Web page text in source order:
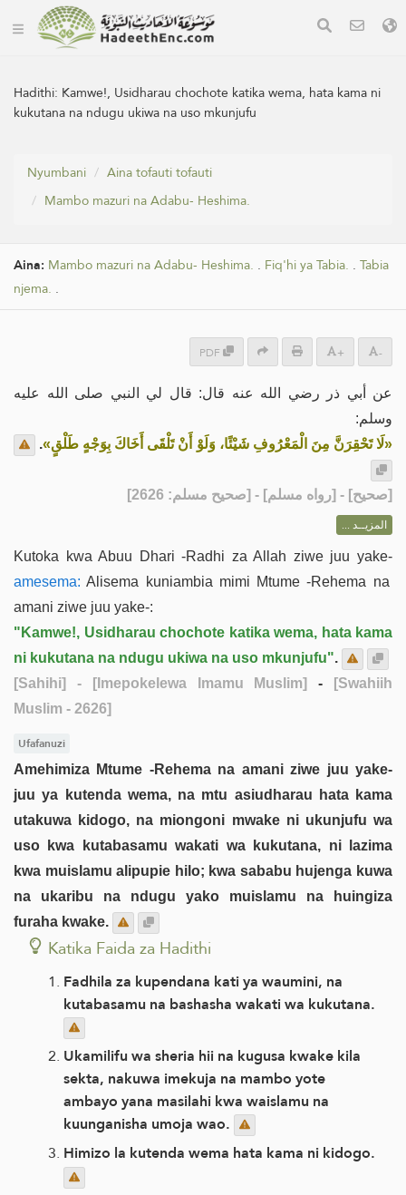
Hadithi: Kamwe!, Usidharau chochote katika wema, hata kama ni
kukutana na ndugu ukiwa na uso mkunjufu
Nyumbani
Aina tofauti tofauti
Mambo mazuri na Adabu- Heshima.
Aina: Mambo mazuri na Adabu- Heshima. . Fiq'hi ya Tabia. . Tabia
njema. .
PDF + -
عن أبي ذر رضي الله عنه قال: قال لي النبي صلى الله عليه
وسلم:
«لَا تَحْقِرَنَّ مِنَ الْمَعْرُوفِ شَيْئًا، وَلَوْ أَنْ تَلْقَى أَخَاكَ بِوَجْهٍ طَلْقٍ».
[صحيح] - [رواه مسلم] - [صحيح مسلم: 2626]
المزيــد ...
Kutoka kwa Abuu Dhari -Radhi za Allah ziwe juu yake-
amesema: Alisema kuniambia mimi Mtume -Rehema na
amani ziwe juu yake-:
"Kamwe!, Usidharau chochote katika wema, hata kama
ni kukutana na ndugu ukiwa na uso mkunjufu".
[Sahihi]
- [Imepokelewa Imamu Muslim] -
[Swahiih
Muslim - 2626]
Ufafanuzi
Amehimiza Mtume -Rehema na amani ziwe juu yake-
juu ya kutenda wema, na mtu asiudharau hata kama
utakuwa kidogo, na miongoni mwake ni ukunjufu wa
uso kwa kutabasamu wakati wa kukutana, ni lazima
kwa muislamu alipupie hilo; kwa sababu hujenga kuwa
na ukaribu na ndugu yako muislamu na huingiza
furaha kwake.
Katika Faida za Hadithi
Fadhila za kupendana kati ya waumini, na
kutabasamu na bashasha wakati wa kukutana.
Ukamilifu wa sheria hii na kugusa kwake kila
sekta, nakuwa imekuja na mambo yote
ambayo yana masilahi kwa waislamu na
kuunganisha umoja wao.
Himizo la kutenda wema hata kama ni kidogo.